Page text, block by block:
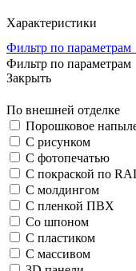
Характеристики
Фильтр по параметрам
Фильтр по параметрам
Закрыть
По внешней отделке
Порошковое
С рисунком
С фотопечатью
С покраской по
С молдингом
С пленкой ПВХ
Со шпоном
С пластиком
С массивом